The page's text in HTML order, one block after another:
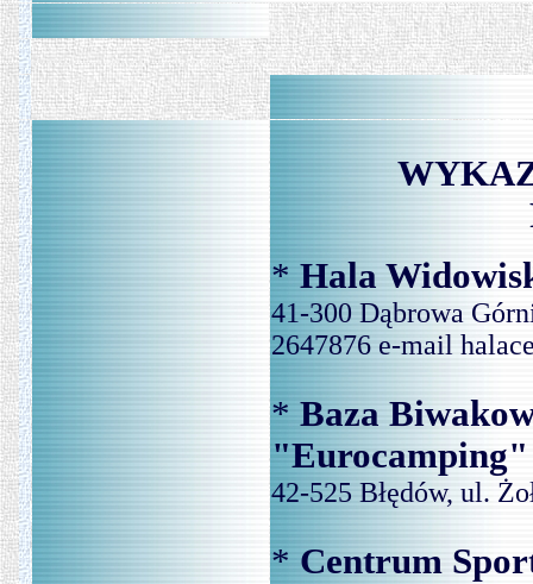
* Hala
41-300 Dąbrowa
2647876 e-mail
* Baza
"Eurocamping"
42-525 Błędów, ul.
* Centrum